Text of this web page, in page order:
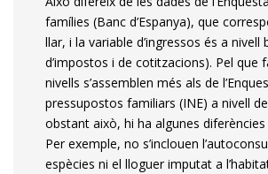
famílies (Banc d’Espanya), que
llar, i la variable d’ingressos és a nivell
d’impostos i de cotitzacions). Pel que
nivells s’assemblen més als de
pressupostos familiars (INE) a nivell
obstant això, hi ha algunes
Per exemple, no s’inclouen
espècies ni el lloguer imputat a